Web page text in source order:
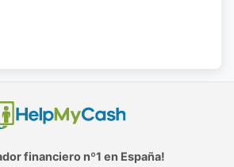
financiero nº1 en España!